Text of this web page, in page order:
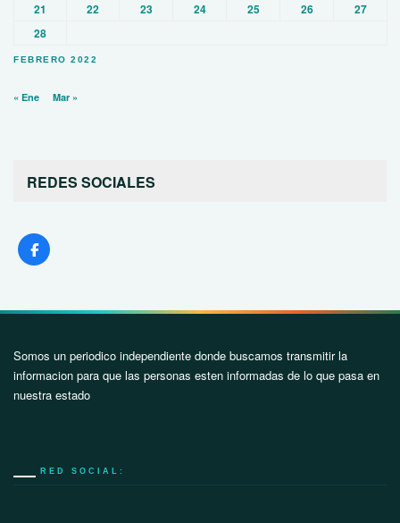
FEBRERO 2022
21
22 23 24 25 26
27
28
« Ene Mar »
REDES SOCIALES
Somos un periodico independiente donde buscamos transmitir la
informacion para que las personas esten informadas de lo que pasa en
nuestra estado
RED SOCIAL: